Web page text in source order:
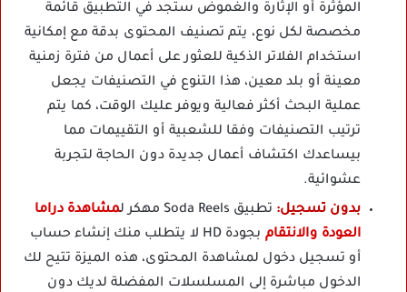
المؤثرة أو الإثارة والغموض ستجد في التطبيق قائمة
مخصصة لكل نوع، يتم تصنيف المحتوى بدقة مع إمكانية
استخدام الفلاتر الذكية للعثور على أعمال من فترة زمنية
معينة أو بلد معين، هذا التنوع في التصنيفات يجعل
عملية البحث أكثر فعالية ويوفر عليك الوقت، كما يتم
ترتيب التصنيفات وفقا للشعبية أو التقييمات مما
بيساعدك اكتشاف أعمال جديدة دون الحاجة لتجربة
عشوائية.
بدون تسجيل: تطبيق Soda Reels مهكر لمشاهدة دراما
العودة والانتقام بج
ودة HD لا يتطلب منك إنشاء حساب
أو تسجيل دخول لمشاهدة المحتوى، هذه الميزة تتيح لك
الدخول مباشرة إلى المسلسلات المفضلة لديك دون